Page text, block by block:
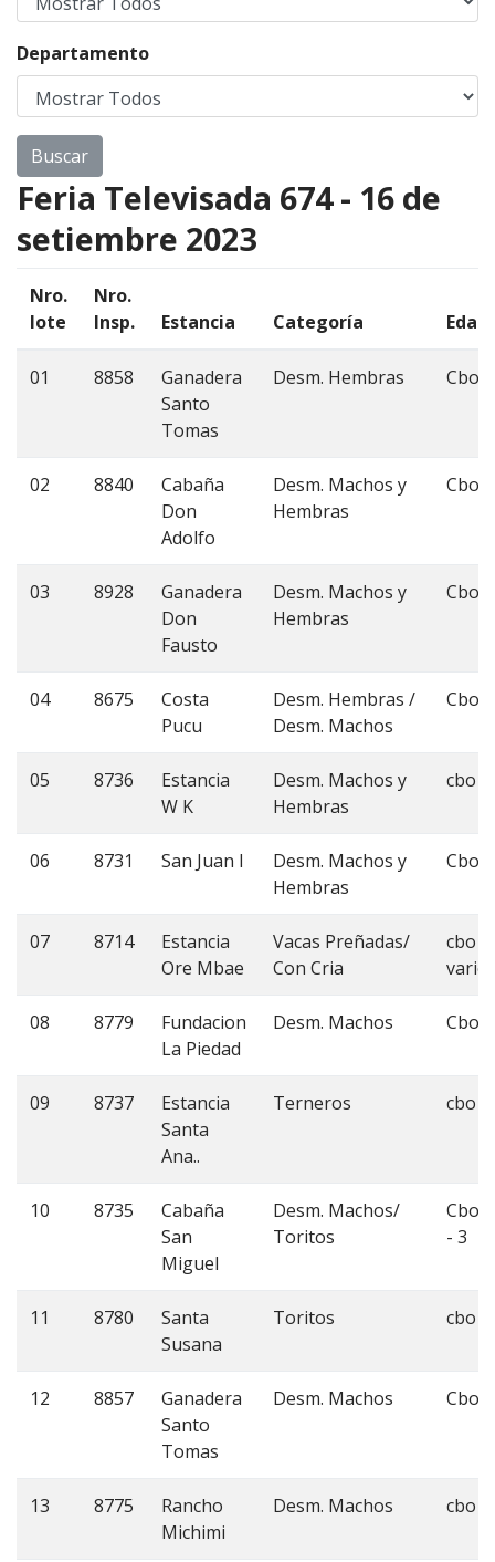
Departamento
Feria Televisada 674 - 16 de
setiembre 2023
Nro.
lote
Nro.
Insp.
Estancia Categoría Edad
01 8858
Ganadera
Santo
Tomas
Desm. Hembras Cbo3
02 8840
Cabaña
Don
Adolfo
Desm. Machos y
Hembras
Cbo 3
03 8928
Ganadera
Don
Fausto
Desm. Machos y
Hembras
Cbo 3
04 8675
Costa
Pucu
Desm. Hembras /
Desm. Machos
Cbo 3
05 8736
Estancia
W K
Desm. Machos y
Hembras
cbo 3
06 8731 San Juan I
Desm. Machos y
Hembras
Cbo 3
07 8714
Estancia
Ore Mbae
Vacas Preñadas/
Con Cria
cbo
08 8779
Fundacion
La Piedad
Desm. Machos Cbo 3
09 8737
Estancia
Santa
Ana..
Terneros cbo 3
10 8735
Cabaña
San
Miguel
Desm. Machos/
Toritos
Cbo 2
- 3
11 8780
Santa
Susana
Toritos cbo 2
12 8857
Ganadera
Santo
Tomas
Desm. Machos Cbo 3
13 8775
Rancho
Michimi
Desm. Machos cbo 3